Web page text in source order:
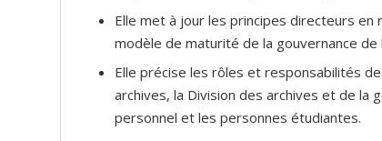
Elle met à jour les principes directeurs en
modèle de maturité de la gouvernance de
Elle précise les rôles et responsabilités
archives, la Division des archives et de la
personnel et les personnes étudiantes.